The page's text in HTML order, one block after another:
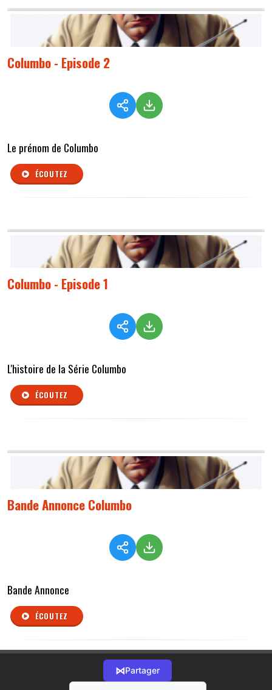
Columbo - Episode 2
Le prénom de Columbo
ÉCOUTEZ
Columbo - Episode 1
L'histoire de la Série Columbo
ÉCOUTEZ
Bande Annonce Columbo
Bande Annonce
ÉCOUTEZ
⋈Partager